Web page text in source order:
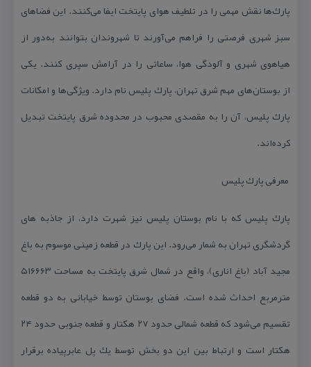
پارك‌ها نقش مهمی را در تلطیف هوای پایتخت ایفا می‌كنند. این فضاهای
سبز شهری فرصتی را فراهم می‌‌آورند تا شهروندان بتوانند به‌دور از
هیاهوی شهری و آلودگی هوا، ساعاتی را در آرامش سپری كنند. یكی
از بوستان‌های مهم شرق تهران، پارك پلیس نام دارد. ویژگی‌ها و امكانات
پارك پلیس، آن را به مقصدی محبوب در محدوده شرق پایتخت تبدیل
كرده‌اند.
معرفی پارك پلیس
پارك پلیس كه با نام بوستان پلیس نیز شهرت دارد، از جاذبه های
گردشگری تهران به شمار می‌رود. این پارك در قطعه زمینی موسوم به باغ
مجید آباد (باغ اناری)، واقع در شمال شرق پایتخت به مساحت ۵۱۶۶۶۳
مترمربع احداث شده است. فضای بوستان توسط خیابانی به دو قطعه
تقسیم می‌شود كه قطعه شمالی حدود ۲۷ هكتار و قطعه جنوبی حدود ۲۴
هكتار است و ارتباط بین این دو بخش توسط یك پل عابرپیاده برقرار